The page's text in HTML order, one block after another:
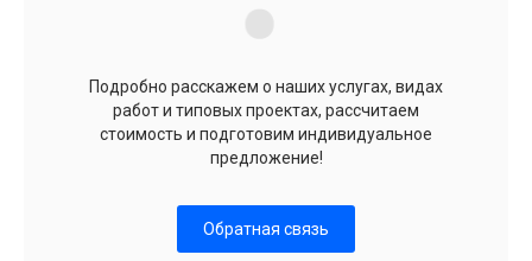
Подробно расскажем о наших услугах, видах
работ и типовых проектах, рассчитаем
стоимость и подготовим индивидуальное
предложение!
Обратная связь